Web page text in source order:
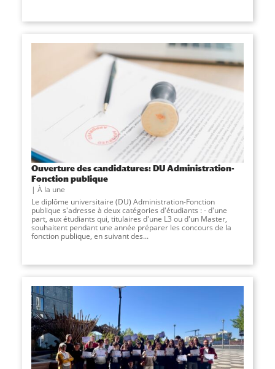
Ouverture des candidatures: DU Administration-
Fonction publique
À la une
Le diplôme universitaire (DU) Administration-Fonction
publique s'adresse à deux catégories d'étudiants : - d'une
part, aux étudiants qui, titulaires d'une L3 ou d'un Master,
souhaitent pendant une année préparer les concours de la
fonction publique, en suivant des...